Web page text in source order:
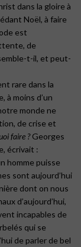
dans la gloire à
Noël, à faire
est
de
t-il, et peut-
rare dans la
à moins d’un
monde ne
de crise et
faire ?Georges
écrivait :
homme puisse
sont aujourd’hui
dont on nous
d’aujourd’hui,
incapables de
qui se
de parler de bel